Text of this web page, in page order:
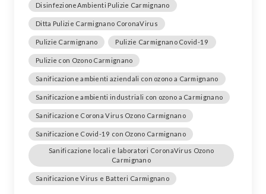
DisinfezioneAmbienti Pulizie Carmignano
Ditta Pulizie Carmignano CoronaVirus
Pulizie Carmignano Pulizie Carmignano Covid-19
Pulizie con Ozono Carmignano
Sanificazione ambienti aziendali con ozono a Carmignano
Sanificazione ambienti industriali con ozono a Carmignano
Sanificazione Corona Virus Ozono Carmignano
Sanificazione Covid-19 con Ozono Carmignano
Sanificazione locali e laboratori CoronaVirus Ozono
Carmignano
Sanificazione Virus e Batteri Carmignano